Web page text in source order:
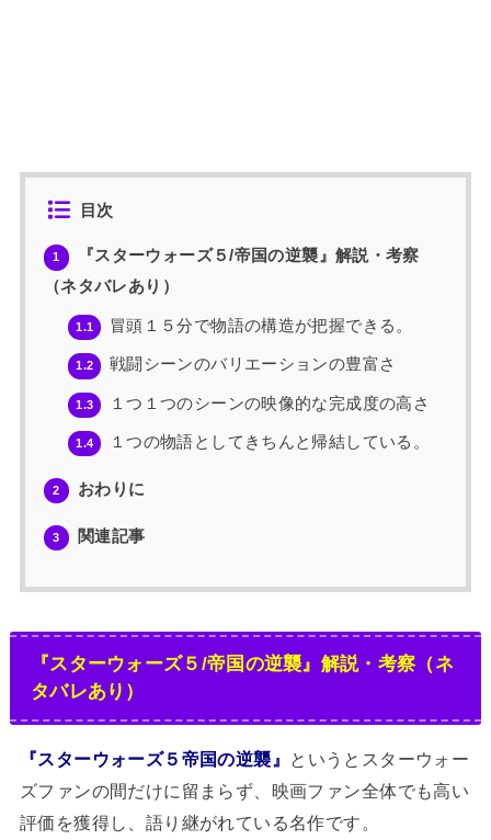
目次
1
『スターウォーズ５/帝国の逆襲』解説・考察
（ネタバレあり）
1.1 冒頭１５分で物語の構造が把握できる。
1.2 戦闘シーンのバリエーションの豊富さ
1.3 １つ１つのシーンの映像的な完成度の高さ
1.4 １つの物語としてきちんと帰結している。
2 おわりに
3 関連記事
『スターウォーズ５/帝国の逆襲』解説・考察（ネ
タバレあり）
『スターウォーズ５帝国の逆襲』
というとスターウォー
ズファンの間だけに留まらず、映画ファン全体でも高い
評価を獲得し、語り継がれている名作です。